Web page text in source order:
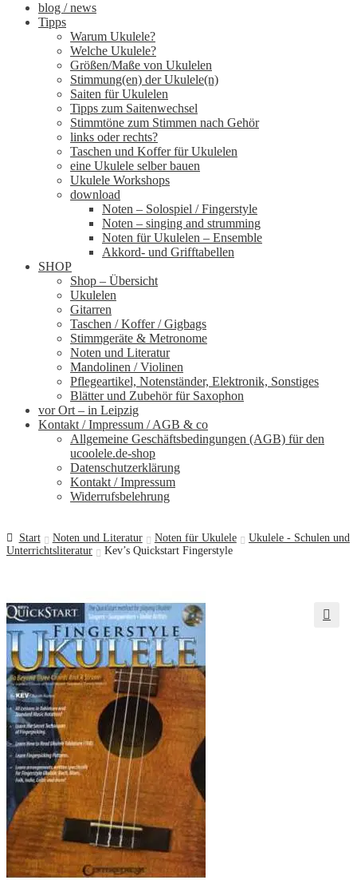
blog / news
Tipps
Warum Ukulele?
Welche Ukulele?
Größen/Maße von Ukulelen
Stimmung(en) der Ukulele(n)
Saiten für Ukulelen
Tipps zum Saitenwechsel
Stimmtöne zum Stimmen nach Gehör
links oder rechts?
Taschen und Koffer für Ukulelen
eine Ukulele selber bauen
Ukulele Workshops
download
Noten – Solospiel / Fingerstyle
Noten – singing and strumming
Noten für Ukulelen – Ensemble
Akkord- und Grifftabellen
SHOP
Shop – Übersicht
Ukulelen
Gitarren
Taschen / Koffer / Gigbags
Stimmgeräte & Metronome
Noten und Literatur
Mandolinen / Violinen
Pflegeartikel, Notenständer, Elektronik, Sonstiges
Blätter und Zubehör für Saxophon
vor Ort – in Leipzig
Kontakt / Impressum / AGB & co
Allgemeine Geschäftsbedingungen (AGB) für den
ucoolele.de-shop
Datenschutzerklärung
Kontakt / Impressum
Widerrufsbelehrung
Start Noten und Literatur Noten für Ukulele
Ukulele - Schulen und
Unterrichtsliteratur
Kev’s Quickstart Fingerstyle